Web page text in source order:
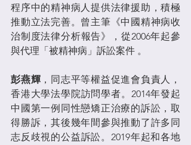
程序中的精神病人提供法律援助，積極
推動立法完善。曾主筆《中國精神病收
治制度法律分析報告》，從2006年起參
與代理「被精神病」訴訟案件 。
彭燕輝 ，同志平等權益促進會負責人，
香港大學法學院訪問學者。2014年發起
中國第一例同性戀矯正治療的訴訟，取
得勝訴，其後幾年間參與推動了許多同
志反歧視的公益訴訟。2019年起和各地